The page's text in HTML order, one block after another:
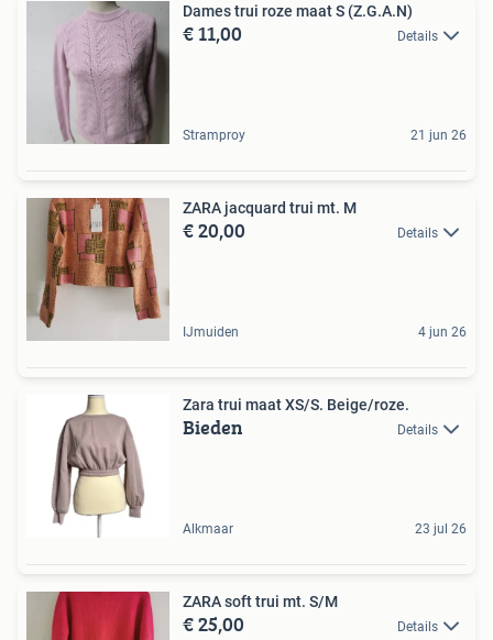
Dames trui roze maat S (Z.G.A.N)
€ 11,00 Details
Stramproy 21 jun 26
ZARA jacquard trui mt. M
€ 20,00 Details
IJmuiden 4 jun 26
Zara trui maat XS/S. Beige/roze.
Bieden Details
Alkmaar 23 jul 26
ZARA soft trui mt. S/M
€ 25,00 Details